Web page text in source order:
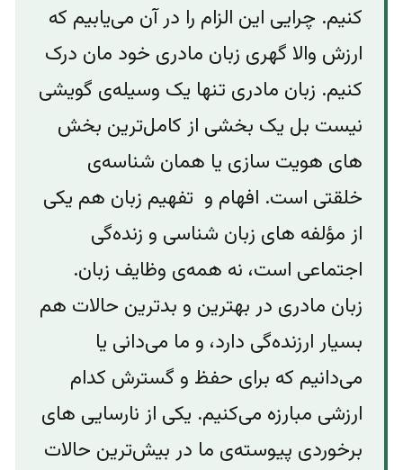
کنیم. چرایی این الزام را در آن می‌یابیم که
ارزش والا گهری زبان مادری خود مان درک
کنیم. زبان مادری تنها یک وسیله‌ی گویشی
نیست بل یک بخشی از کامل‌ترین بخش
های هویت سازی یا همان شناسه‌ی
خلقتی است. افهام و تفهیم زبان هم یکی
از مؤلفه های زبان شناسی و زنده‌گی
اجتماعی‌ است، نه همه‌ی وظایف زبان.
زبان مادری در بهترین و بدترین حالات هم
بسیار ارزنده‌گی دارد، و ما می‌دانی یا
می‌دانیم که برای حفظ و گسترش کدام
ارزشی مبارزه می‌‌کنیم. یکی از نارسایی های
برخوردی پیوسته‌ی ما در بیش‌ترین حالات